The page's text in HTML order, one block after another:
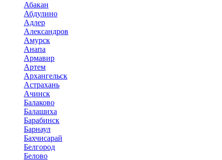
Абакан
Абдулино
Адлер
Александров
Амурск
Анапа
Армавир
Артем
Архангельск
Астрахань
Ачинск
Балаково
Балашиха
Барабинск
Барнаул
Бахчисарай
Белгород
Белово